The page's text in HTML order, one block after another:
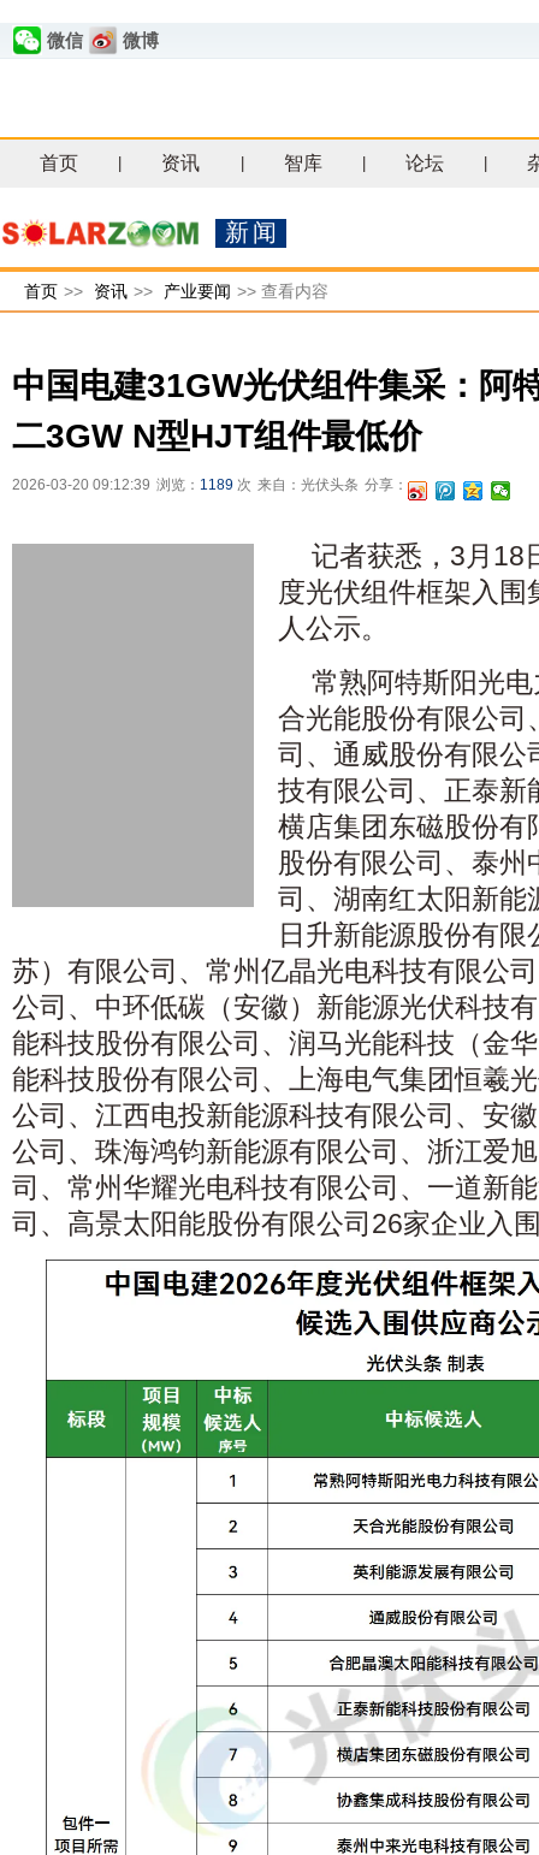
微信 微博
首页 资讯 智库 论坛
新闻
首页 >> 资讯 >> 产业要闻 >> 查看内容
中国电建31GW光伏组件集采：阿
二3GW N型HJT组件最低价
2026-03-20 09:12:39 浏览： 1189 次 来自：光伏头条 分享：
记者获悉，3月18
度光伏组件框架入
人公示。
常熟阿特斯阳光
合光能股份有限公司
司、通威股份有限公
技有限公司、正泰新
横店集团东磁股份有
股份有限公司、泰
司、湖南红太阳新能
日升新能源股份有
苏）有限公司、常州亿晶光电科技有限公
公司、中环低碳（安徽）新能源光伏科技
能科技股份有限公司、润马光能科技（金
能科技股份有限公司、上海电气集团恒羲
公司、江西电投新能源科技有限公司、安
公司、珠海鸿钧新能源有限公司、浙江爱
司、常州华耀光电科技有限公司、一道新
司、高景太阳能股份有限公司26家企业入